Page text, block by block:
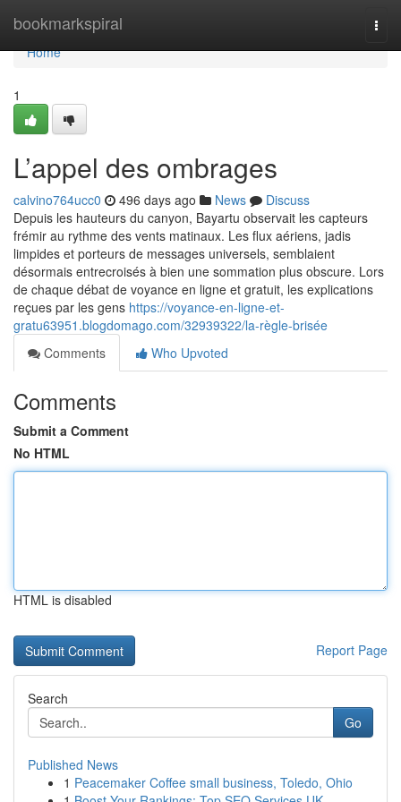
bookmarkspiral
Home
Home
1
L’appel des ombrages
calvino764ucc0 496 days ago News
Discuss
Depuis les hauteurs du canyon, Bayartu observait les capteurs
frémir au rythme des vents matinaux. Les flux aériens, jadis
limpides et porteurs de messages universels, semblaient
désormais entrecroisés à bien une sommation plus obscure. Lors
de chaque débat de voyance en ligne et gratuit, les explications
reçues par les gens https://voyance-en-ligne-et-
gratu63951.blogdomago.com/32939322/la-règle-brisée
Comments
Who Upvoted
Comments
Submit a Comment
No HTML
HTML is disabled
Report Page
Search
Go
Published News
1 Peacemaker Coffee small business, Toledo, Ohio